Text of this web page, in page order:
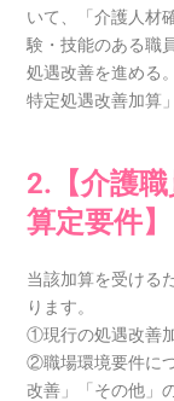
いて、「介護人材
験・技能のある職
処遇改善を進める
特定処遇改善加算
2.【介護
算定要
当該加算を受ける
ります。
①現行の処遇改善
②職場環境要件に
改善」「その他」